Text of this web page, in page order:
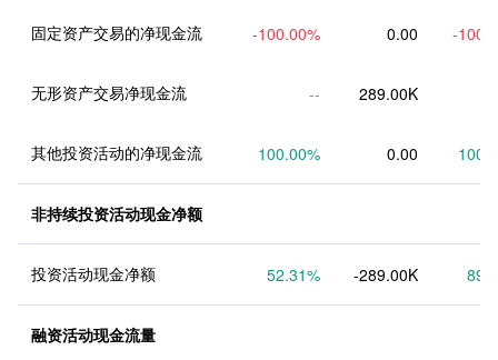
固定资产交易的净现金流 -100.00% 0.00 -
无形资产交易净现金流 -- 289.00K
其他投资活动的净现金流 100.00% 0.00
非持续投资活动现金净额
投资活动现金净额 52.31% -289.00K
融资活动现金流量